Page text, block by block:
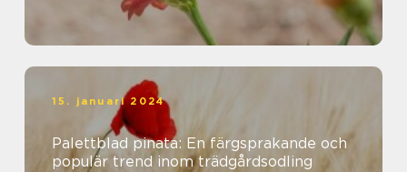
15. januari 2024
Palettblad pinata: En färgsprakande och
populär trend inom trädgårdsodling